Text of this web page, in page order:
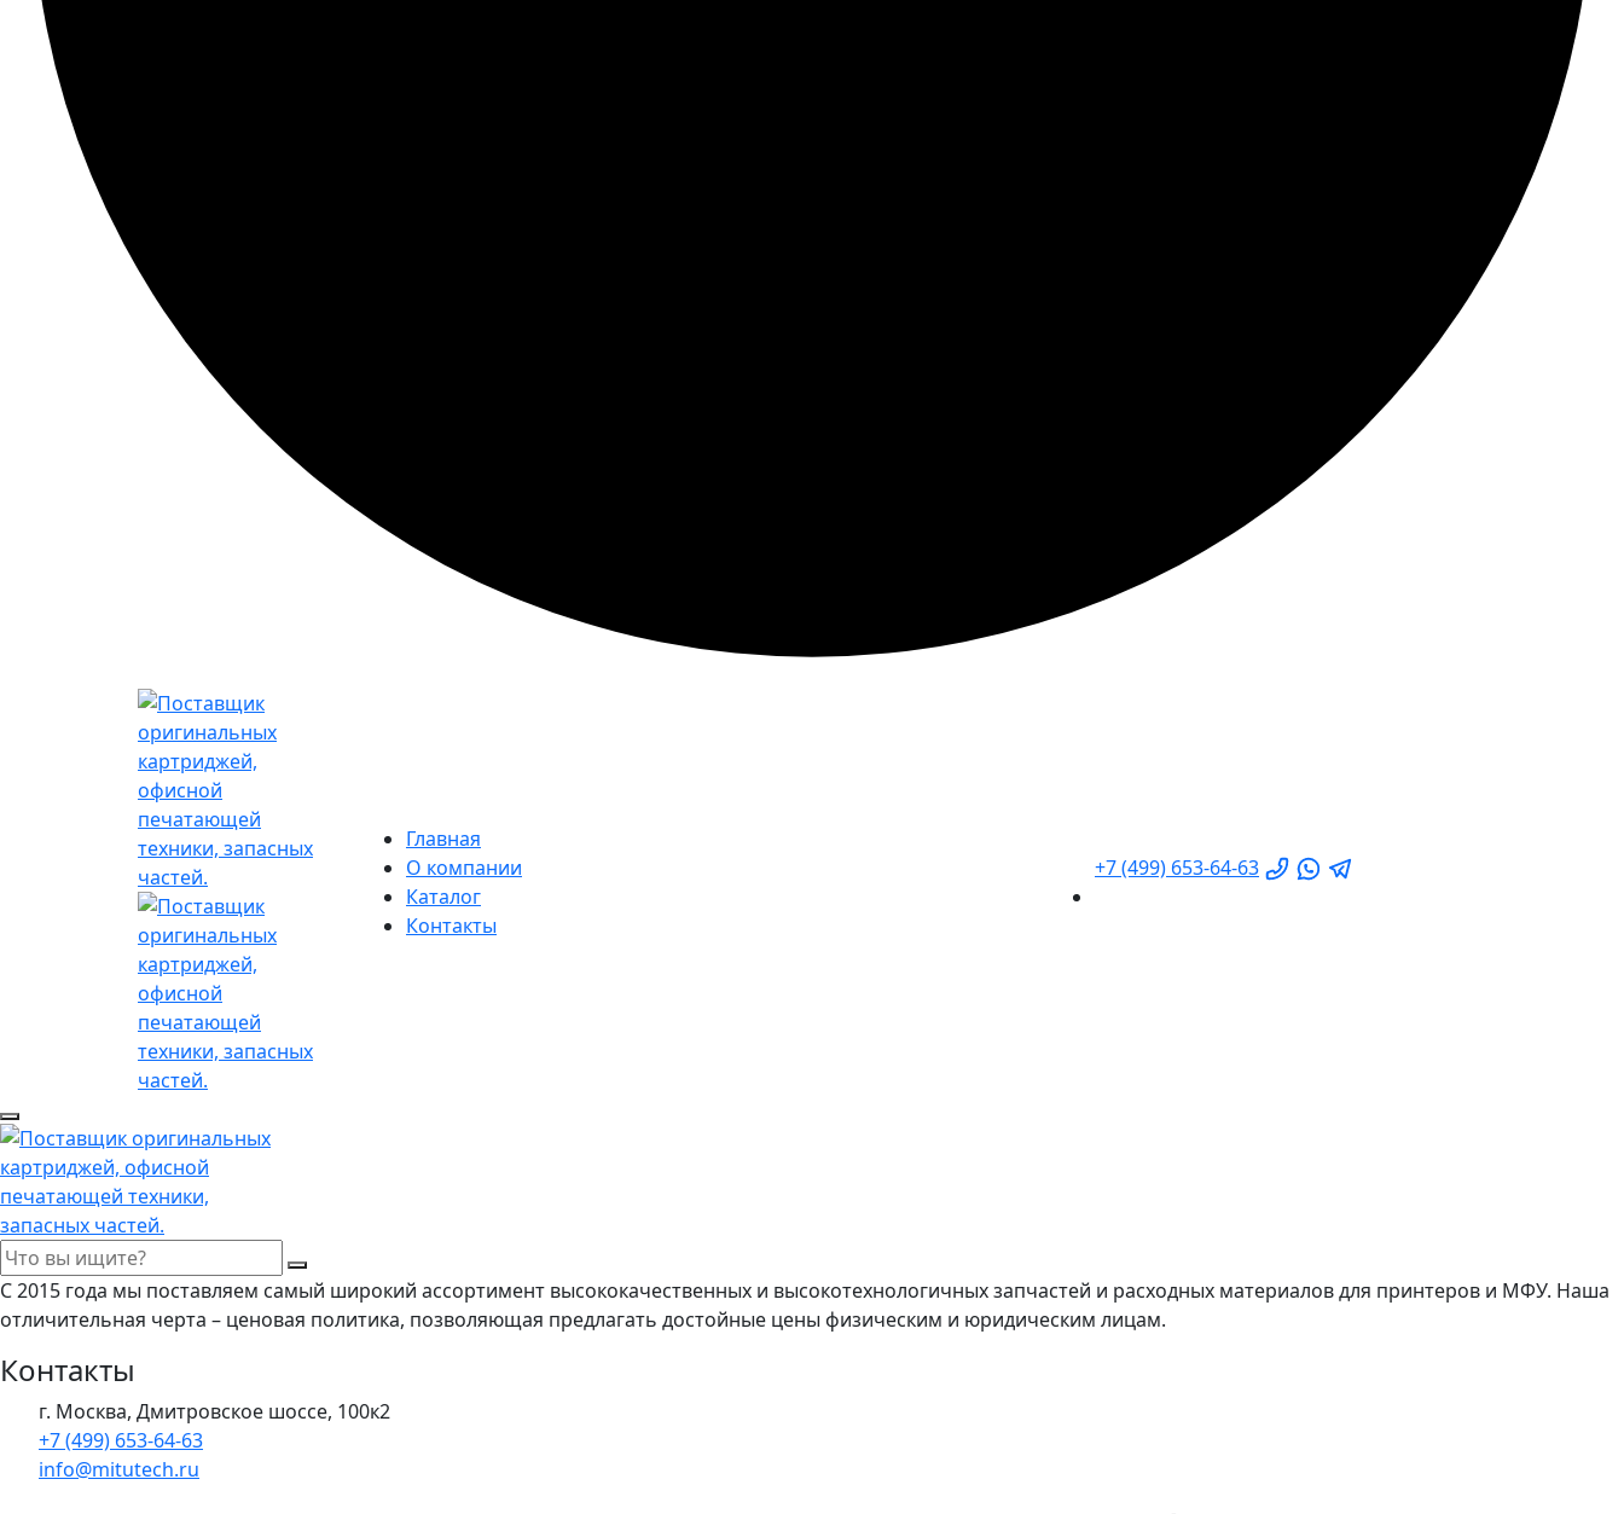
Главная
О компании
Каталог
Контакты
+7 (499) 653-64-63
С 2015 года мы поставляем самый широкий ассортимент высококачественных и высокотехнологичных запчастей и расходных материалов для принтеров и МФУ. Наша
отличительная черта – ценовая политика, позволяющая предлагать достойные цены физическим и юридическим лицам.
Контакты
г. Москва, Дмитровское шоссе, 100к2
+7 (499) 653-64-63
info@mitutech.ru